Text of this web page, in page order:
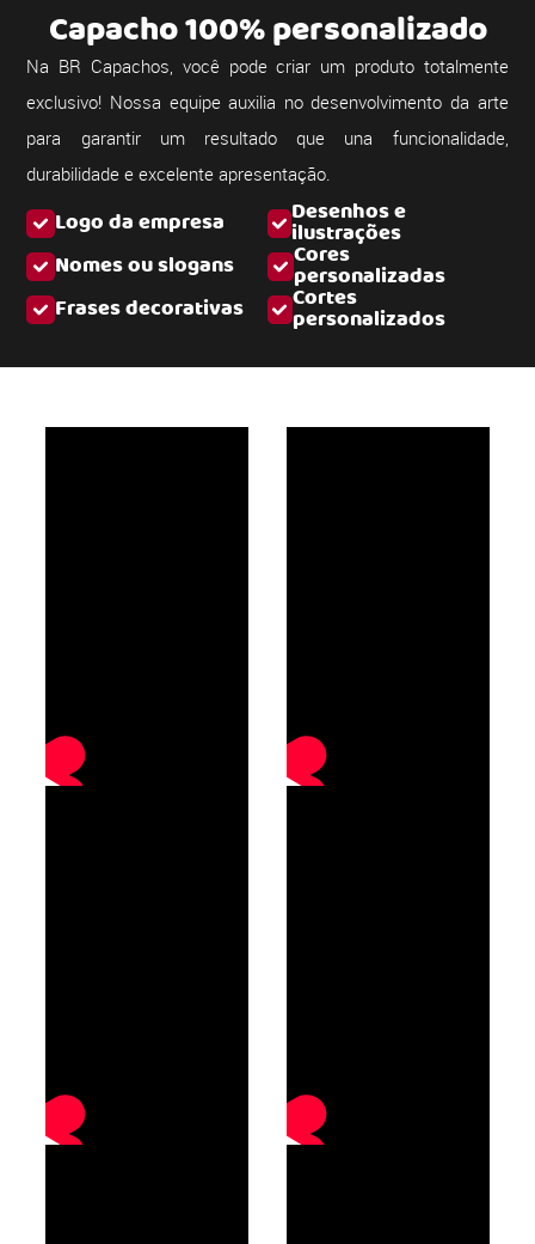
Logo da empresa Desenhos e
ilustrações
Nomes ou slogans
Cores
personalizadas
Frases decorativas
Cortes
personalizados
Capacho 100% personalizado
Na BR Capachos, você pode criar um produto totalmente
exclusivo! Nossa equipe auxilia no desenvolvimento da arte
para garantir um resultado que una funcionalidade,
durabilidade e excelente apresentação.